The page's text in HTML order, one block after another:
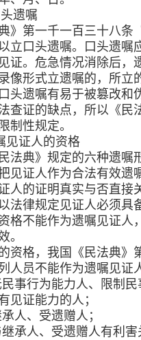
遗嘱
第一千一百三十八条
立口头遗嘱。口头遗嘱
证。危急情况消除后，
像形式立遗嘱的，所立
头遗嘱有易于被篡改和
查证的缺点，所以《民
制性规定。
证人的资格
典》规定的六种遗嘱
见证人作为合法有效遗
人的证明真实与否直接
法律规定见证人必须具
格不能作为遗嘱见证人
。
资格，我国《民法典》
人员不能作为遗嘱见证
事行为能力人、限制民
见证能力的人；
人、受遗赠人；
承人、受遗赠人有利害